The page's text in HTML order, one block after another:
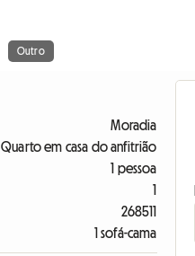
Outro
Moradia
Quarto em casa do anfitrião
1 pessoa
1
268511
1 sofá-cama